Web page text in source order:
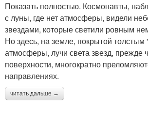
Показать полностью. Космонавты,
с луны, где нет атмосферы, видели
звездами, которые светили ровным
Но здесь, на земле, покрытой
атмосферы, лучи света звезд, прежде
поверхности, многократно
направлениях.
читать дальше →